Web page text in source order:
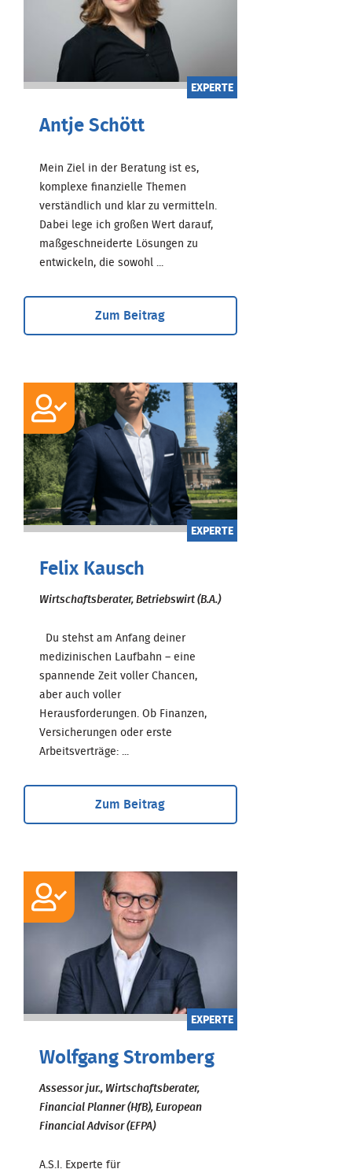
EXPERTE
Antje Schött
Mein Ziel in der Beratung ist es,
komplexe finanzielle Themen
verständlich und klar zu vermitteln.
Dabei lege ich großen Wert darauf,
maßgeschneiderte Lösungen zu
entwickeln, die sowohl ...
Zum Beitrag
EXPERTE
Felix Kausch
Wirtschaftsberater, Betriebswirt (B.A.)
Du stehst am Anfang deiner
medizinischen Laufbahn – eine
spannende Zeit voller Chancen,
aber auch voller
Herausforderungen. Ob Finanzen,
Versicherungen oder erste
Arbeitsverträge: ...
Zum Beitrag
EXPERTE
Wolfgang Stromberg
Assessor jur., Wirtschaftsberater,
Financial Planner (HfB), European
Financial Advisor (EFPA)
A.S.I. Experte für